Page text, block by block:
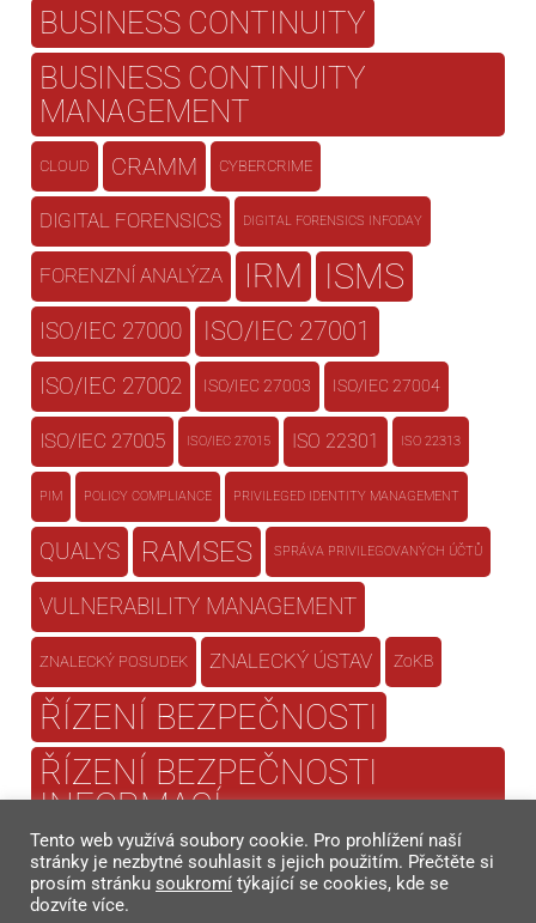
BUSINESS CONTINUITY
BUSINESS CONTINUITY
MANAGEMENT
CLOUD CRAMM CYBERCRIME
DIGITAL FORENSICS DIGITAL FORENSICS INFODAY
FORENZNÍ ANALÝZA IRM ISMS
ISO/IEC 27000 ISO/IEC 27001
ISO/IEC 27002 ISO/IEC 27003 ISO/IEC 27004
ISO/IEC 27005 ISO/IEC 27015 ISO 22301 ISO 22313
PIM POLICY COMPLIANCE PRIVILEGED IDENTITY MANAGEMENT
QUALYS RAMSES SPRÁVA PRIVILEGOVANÝCH ÚČTŮ
VULNERABILITY MANAGEMENT
ZNALECKÝ POSUDEK ZNALECKÝ ÚSTAV ZoKB
ŘÍZENÍ BEZPEČNOSTI
ŘÍZENÍ BEZPEČNOSTI
INFORMACÍ
ŘÍZENÍ KONTINUITY
Tento web využívá soubory cookie. Pro prohlížení naší
stránky je nezbytné souhlasit s jejich použitím. Přečtěte si
prosím stránku soukromí týkající se cookies, kde se
dozvíte více.